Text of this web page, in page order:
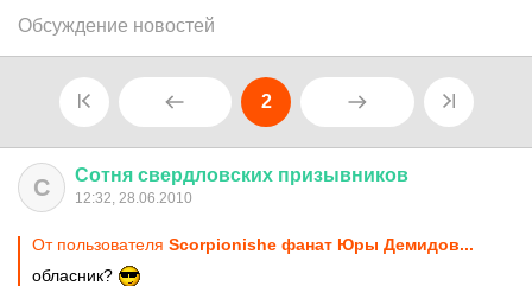
Обсуждение новостей
2
С Сотня свердловских призывников
12:32, 28.06.2010
От пользователя Scorpionishe фанат Юры Демидов...
обласник?